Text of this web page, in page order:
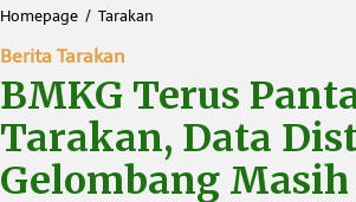
Homepage / Tarakan
G
T
s
Berita Tarakan
BMKG Terus
Tarakan, Data
Gelombang